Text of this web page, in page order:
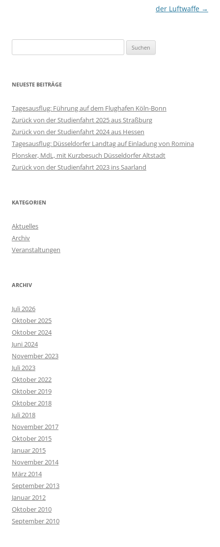
der Luftwaffe →
nach:
NEUESTE BEITRÄGE
Tagesausflug: Führung auf dem Flughafen Köln-Bonn
Zurück von der Studienfahrt 2025 aus Straßburg
Zurück von der Studienfahrt 2024 aus Hessen
Tagesausflug: Düsseldorfer Landtag auf Einladung von Romina
Plonsker, MdL, mit Kurzbesuch Düsseldorfer Altstadt
Zurück von der Studienfahrt 2023 ins Saarland
KATEGORIEN
Aktuelles
Archiv
Veranstaltungen
ARCHIV
Juli 2026
Oktober 2025
Oktober 2024
Juni 2024
November 2023
Juli 2023
Oktober 2022
Oktober 2019
Oktober 2018
Juli 2018
November 2017
Oktober 2015
Januar 2015
November 2014
März 2014
September 2013
Januar 2012
Oktober 2010
September 2010